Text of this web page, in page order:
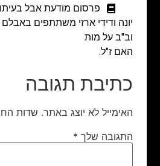
פרסום מודעת אבל
יונה ודידי ארזי משתתפים
וב"ב על מות
האם ז"ל.
כתיבת תגובה
האימייל לא יוצג באתר. שדות
התגובה שלך *